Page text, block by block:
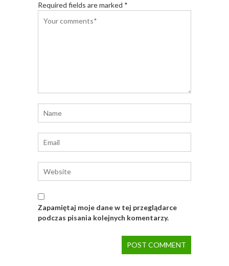
Required fields are marked *
Zapamiętaj moje dane w tej przeglądarce
podczas pisania kolejnych komentarzy.